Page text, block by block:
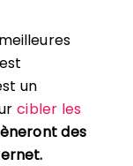
un
cibler les
des